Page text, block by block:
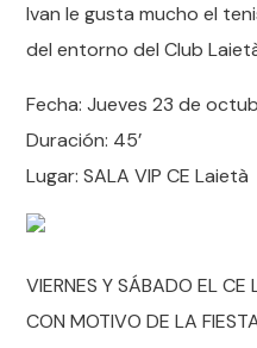
Ivan le gusta mucho el
del entorno del Club
Fecha: Jueves 23 de
Duración: 45’
Lugar: SALA VIP CE Laietà
VIERNES Y SÁBADO EL
CON MOTIVO DE LA